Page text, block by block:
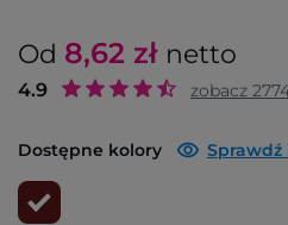
Od 8,62 zł netto
4.9 zobacz
Dostępne kolory Sprawdź